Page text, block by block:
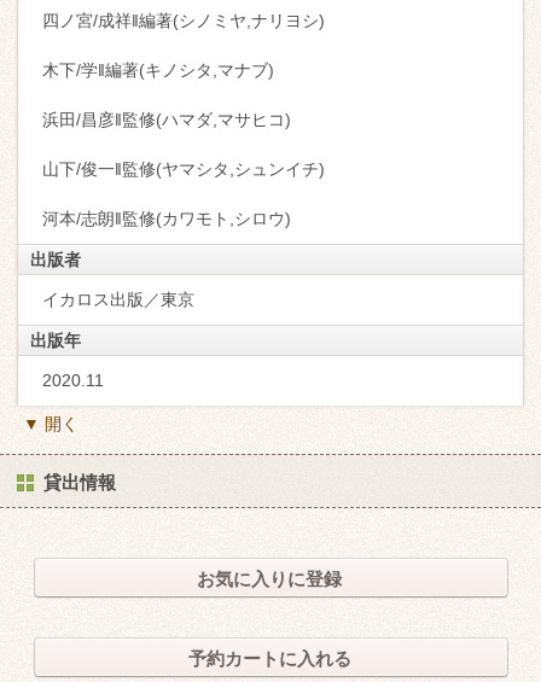
四ノ宮/成祥‖編著(シノミヤ,ナリヨシ)
木下/学‖編著(キノシタ,マナブ)
浜田/昌彦‖監修(ハマダ,マサヒコ)
山下/俊一‖監修(ヤマシタ,シュンイチ)
河本/志朗‖監修(カワモト,シロウ)
出版者
イカロス出版／東京
出版年
2020.11
▼ 開く
貸出情報
お気に入りに登録
予約カートに入れる